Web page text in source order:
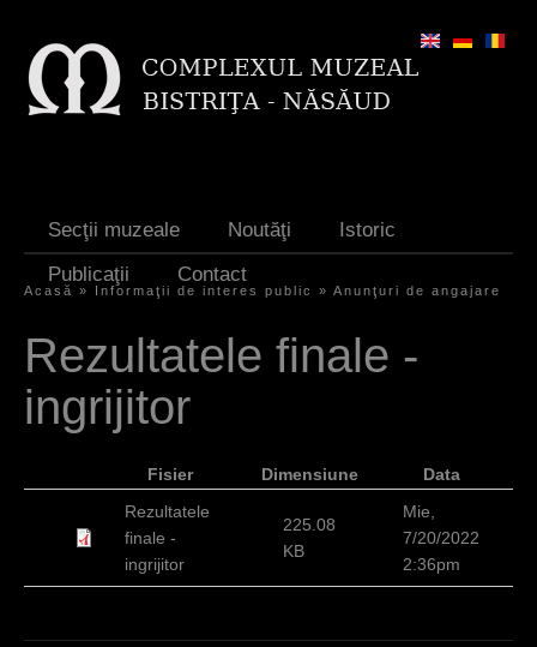
Secţii muzeale Noutăţi
Istoric
Publicaţii
Contact
ş
t
a
Acasă » Informaţii de interes public » Anunţuri de angajare
Rezultatele finale -
ingrijitor
Fisier Dimensiune
Data
Rezultatele
finale -
ingrijitor
225.08
KB
Mie,
7/20/2022
2:36pm